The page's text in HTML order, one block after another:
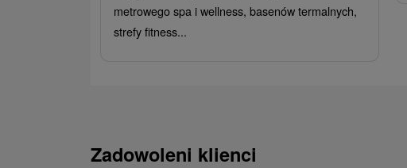
metrowego spa i wellness, basenów termalnych,
strefy fitness...
Zadowoleni klienci